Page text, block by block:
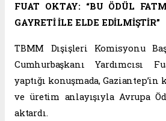
FUAT OKTAY: “BU ÖDÜL
GAYRETİ İLE ELDE EDİLMİŞTİR”
TBMM Dışişleri Komisyonu
Cumhurbaşkanı Yardımcısı
yaptığı konuşmada, Gaziantep’in
ve üretim anlayışıyla Avrupa
aktardı.